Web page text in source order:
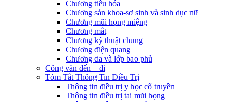
Chương tiêu hóa
Chương sản khoa-sơ sinh và sinh dục nữ
Chương mũi họng miệng
Chương mắt
Chương kỹ thuật chung
Chương điện quang
Chương da và lớp bao phủ
Công văn đến – đi
Tóm Tắt Thông Tin Điều Trị
Thông tin điều trị y học cổ truyền
Thông tin điều trị tai mũi họng